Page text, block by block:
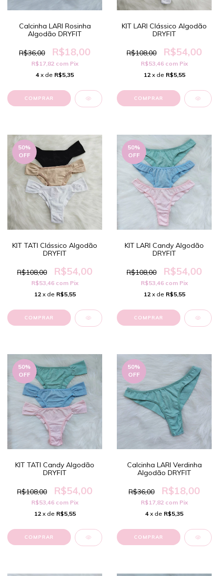
Calcinha LARI Rosinha
Algodão DRYFIT
R$36,00 R$18,00
R$17,82 com Pix
4 x de R$5,35
COMPRAR
KIT LARI Clássico Algodão
DRYFIT
R$108,00 R$54,00
R$53,46 com Pix
12 x de R$5,55
COMPRAR
50%
OFF
KIT TATI Clássico Algodão
DRYFIT
R$108,00 R$54,00
R$53,46 com Pix
12 x de R$5,55
COMPRAR
50%
OFF
KIT LARI Candy Algodão
DRYFIT
R$108,00 R$54,00
R$53,46 com Pix
12 x de R$5,55
COMPRAR
50%
OFF
KIT TATI Candy Algodão
DRYFIT
R$108,00 R$54,00
R$53,46 com Pix
12 x de R$5,55
COMPRAR
50%
OFF
Calcinha LARI Verdinha
Algodão DRYFIT
R$36,00 R$18,00
R$17,82 com Pix
4 x de R$5,35
COMPRAR